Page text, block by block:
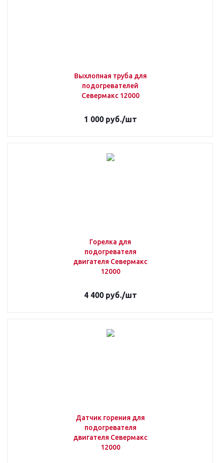
Выхлопная труба для
подогревателей
Севермакс 12000
1 000руб./шт
Горелка для
подогревателя
двигателя Севермакс
12000
4 400руб./шт
Датчик горения для
подогревателя
двигателя Севермакс
12000